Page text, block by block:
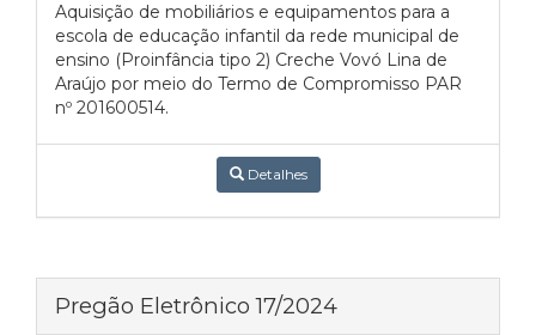
Aquisição de mobiliários e equipamentos para a
escola de educação infantil da rede municipal de
ensino (Proinfância tipo 2) Creche Vovó Lina de
Araújo por meio do Termo de Compromisso PAR
nº 201600514.
Detalhes
Pregão Eletrônico 17/2024